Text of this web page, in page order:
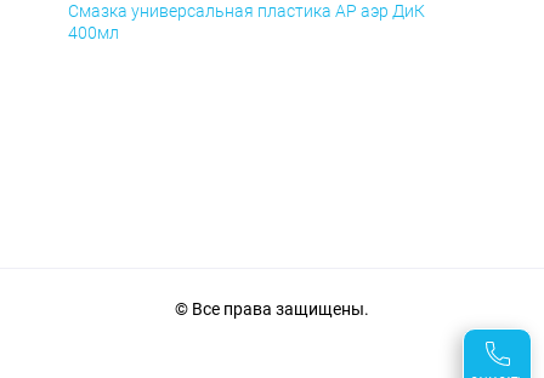
Смазка универсальная пластика AP аэр ДиК
400мл
© Все права защищены.